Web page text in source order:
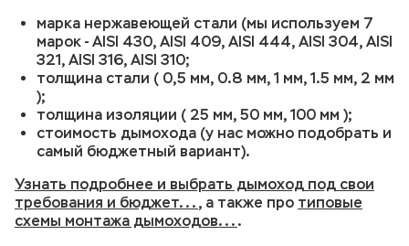
марка нержавеющей стали (мы используем 7
марок - AISI 430, AISI 409, AISI 444, AISI 304, AISI
321, AISI 316, AISI 310;
толщина стали ( 0,5 мм, 0.8 мм, 1 мм, 1.5 мм, 2 мм
);
толщина изоляции ( 25 мм, 50 мм, 100 мм );
стоимость дымохода (у нас можно подобрать и
самый бюджетный вариант).
Узнать подробнее и выбрать дымоход под свои
требования и бюджет
, а также про типовые
схемы монтажа дымоходов
.